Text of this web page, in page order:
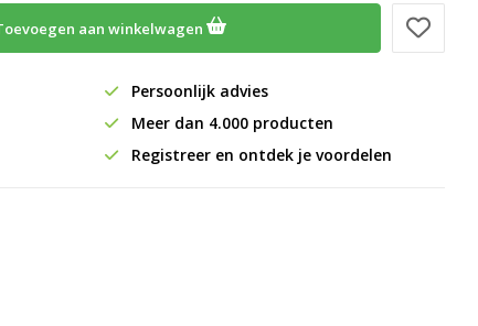
aan winkelwagen
Persoonlijk advies
Meer dan 4.000 producten
Registreer en ontdek je voordelen